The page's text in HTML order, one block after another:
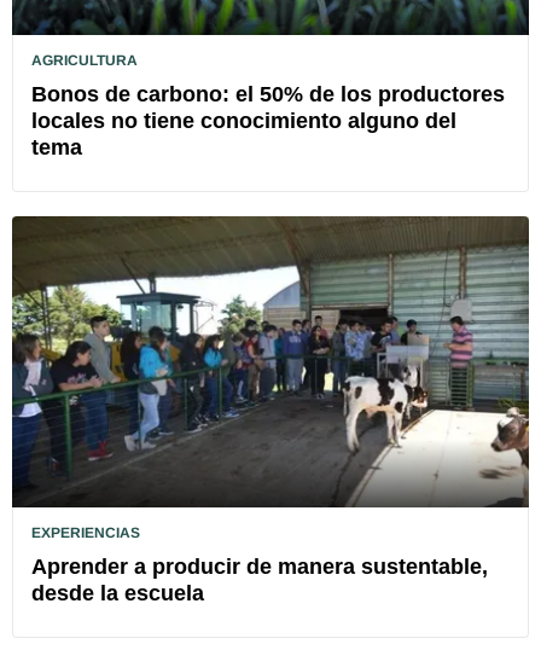
AGRICULTURA
Bonos de carbono: el 50% de los productores
locales no tiene conocimiento alguno del
tema
EXPERIENCIAS
Aprender a producir de manera sustentable,
desde la escuela